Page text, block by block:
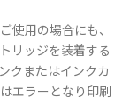
使用の場合にも、
リッジを装着する
クまたはインクカ
エラーとなり印刷